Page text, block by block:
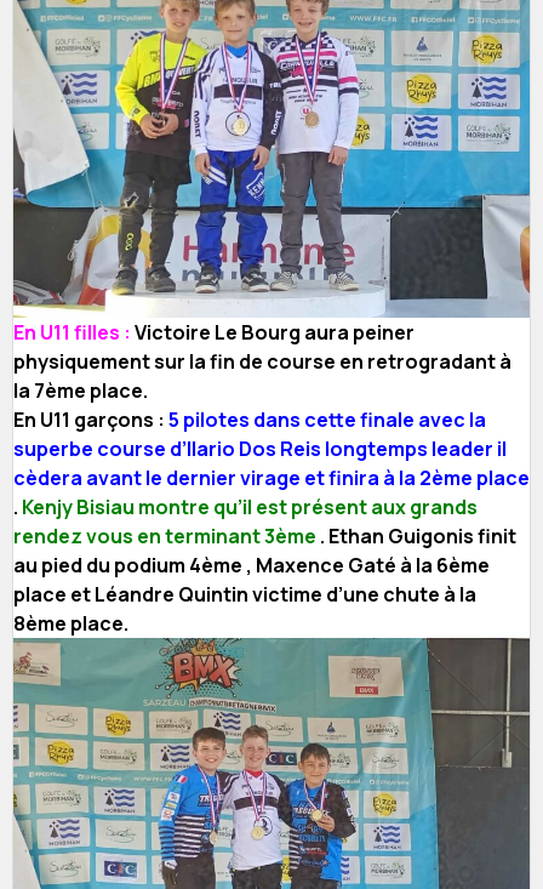
En U11 filles : Victoire Le Bourg aura peiner
physiquement sur la fin de course en retrogradant à
la 7ème place.
En U11 garçons : 5 pilotes dans cette finale avec la
superbe course d’Ilario Dos Reis longtemps leader il
cèdera avant le dernier virage et finira à la 2ème place
. Kenjy Bisiau montre qu’il est présent aux grands
rendez vous en terminant 3ème . Ethan Guigonis finit
au pied du podium 4ème , Maxence Gaté à la 6ème
place et Léandre Quintin victime d’une chute à la
8ème place.